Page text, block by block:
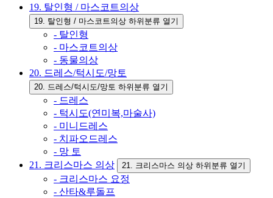
19. 탈인형 / 마스코트의상
19. 탈인형 / 마스코트의상 하위분류 열기
- 탈인형
- 마스코트의상
- 동물의상
20. 드레스/턱시도/망토
20. 드레스/턱시도/망토 하위분류 열기
- 드레스
- 턱시도(연미복,마술사)
- 미니드레스
- 치파오드레스
- 망 토
21. 크리스마스 의상
21. 크리스마스 의상 하위분류 열기
- 크리스마스 요정
- 산타&루돌프